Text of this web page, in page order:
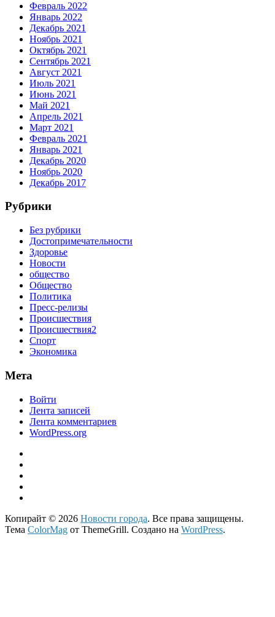
Февраль 2022
Январь 2022
Декабрь 2021
Ноябрь 2021
Октябрь 2021
Сентябрь 2021
Август 2021
Июль 2021
Июнь 2021
Май 2021
Апрель 2021
Март 2021
Февраль 2021
Январь 2021
Декабрь 2020
Ноябрь 2020
Декабрь 2017
Рубрики
Без рубрики
Достопримечательности
Здоровье
Новости
общество
Общество
Политика
Пресс-релизы
Происшествия
Происшествия2
Спорт
Экономика
Мета
Войти
Лента записей
Лента комментариев
WordPress.org
Копирайт © 2026 Новости города. Все права защищены.
Тема ColorMag от ThemeGrill. Создано на WordPress.